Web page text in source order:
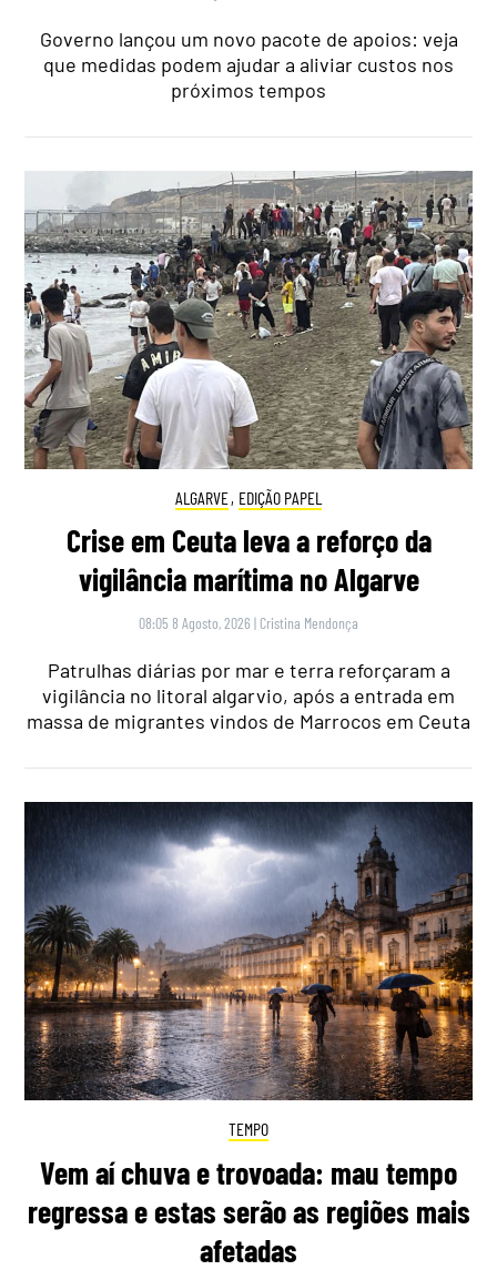
Governo lançou um novo pacote de apoios: veja
que medidas podem ajudar a aliviar custos nos
próximos tempos
ALGARVE, EDIÇÃO PAPEL
Crise em Ceuta leva a reforço da
vigilância marítima no Algarve
08:05 8 Agosto, 2026 | Cristina Mendonça
Patrulhas diárias por mar e terra reforçaram a
vigilância no litoral algarvio, após a entrada em
massa de migrantes vindos de Marrocos em Ceuta
TEMPO
Vem aí chuva e trovoada: mau tempo
regressa e estas serão as regiões mais
afetadas